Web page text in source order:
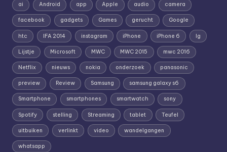
ai Android app Apple audio camera
facebook gadgets Games gerucht Google
htc IFA 2014 instagram iPhone iPhone 6 lg
Lijstje Microsoft MWC MWC 2015 mwc 2016
Netflix nieuws nokia onderzoek panasonic
preview Review Samsung samsung galaxy s6
Smartphone smartphones smartwatch sony
Spotify stelling Streaming tablet Teufel
uitbuiken verlinkt video wandelgangen
whatsapp